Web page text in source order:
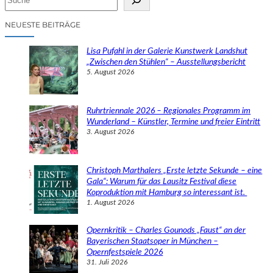
cNEUESTE BEITRÄGE
Lisa Pufahl in der Galerie Kunstwerk Landshut
„Zwischen den Stühlen“ – Ausstellungsbericht
5. August 2026
Ruhrtriennale 2026 – Regionales Programm im
Wunderland – Künstler, Termine und freier Eintritt
3. August 2026
Christoph Marthalers „Erste letzte Sekunde – eine
Gala“: Warum für das Lausitz Festival diese
Koproduktion mit Hamburg so interessant ist.
1. August 2026
Opernkritik – Charles Gounods „Faust“ an der
Bayerischen Staatsoper in München –
Opernfestspiele 2026
31. Juli 2026